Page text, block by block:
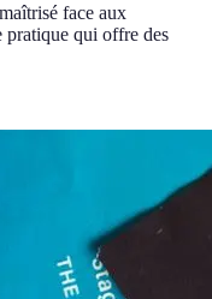
face aux
pratique qui offre des